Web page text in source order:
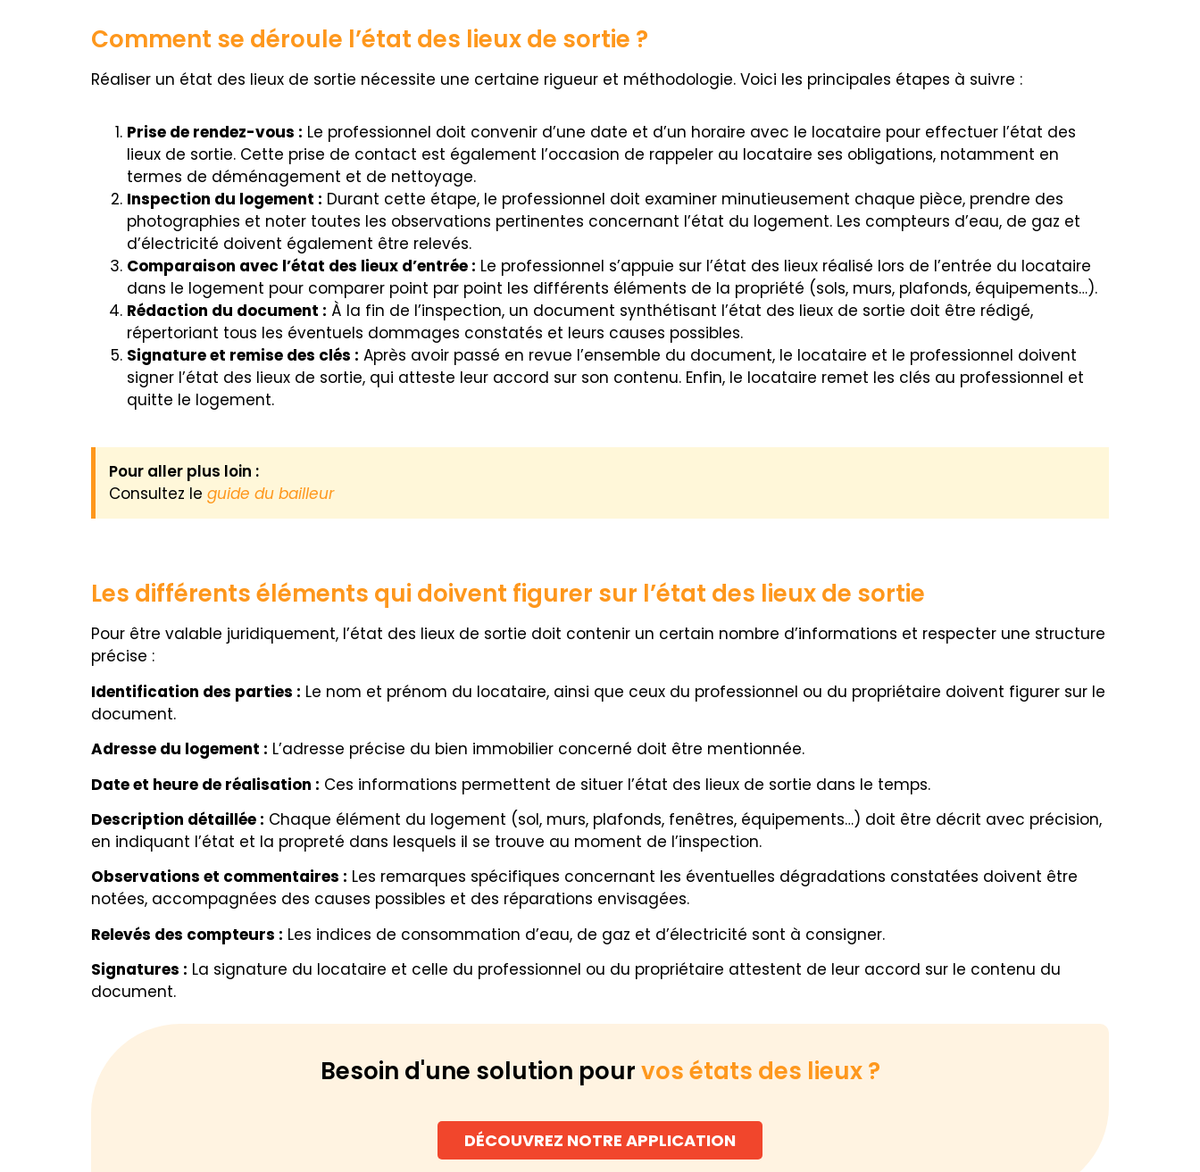
Comment se déroule l’état des lieux de sortie ?
Réaliser un état des lieux de sortie nécessite une certaine rigueur et méthodologie. Voici les principales étapes à suivre :
Prise de rendez-vous : Le professionnel doit convenir d’une date et d’un horaire avec le locataire pour effectuer l’état des
lieux de sortie. Cette prise de contact est également l’occasion de rappeler au locataire ses obligations, notamment en
termes de déménagement et de nettoyage.
Inspection du logement : Durant cette étape, le professionnel doit examiner minutieusement chaque pièce, prendre des
photographies et noter toutes les observations pertinentes concernant l’état du logement. Les compteurs d’eau, de gaz et
d’électricité doivent également être relevés.
Comparaison avec l’état des lieux d’entrée : Le professionnel s’appuie sur l’état des lieux réalisé lors de l’entrée du locataire
dans le logement pour comparer point par point les différents éléments de la propriété (sols, murs, plafonds, équipements…).
Rédaction du document : À la fin de l’inspection, un document synthétisant l’état des lieux de sortie doit être rédigé,
répertoriant tous les éventuels dommages constatés et leurs causes possibles.
Signature et remise des clés : Après avoir passé en revue l’ensemble du document, le locataire et le professionnel doivent
signer l’état des lieux de sortie, qui atteste leur accord sur son contenu. Enfin, le locataire remet les clés au professionnel et
quitte le logement.
Pour aller plus loin :
Consultez le guide du bailleur
Les différents éléments qui doivent figurer sur l’état des lieux de sortie
Pour être valable juridiquement, l’état des lieux de sortie doit contenir un certain nombre d’informations et respecter une structure
précise :
Identification des parties : Le nom et prénom du locataire, ainsi que ceux du professionnel ou du propriétaire doivent figurer sur le
document.
Adresse du logement : L’adresse précise du bien immobilier concerné doit être mentionnée.
Date et heure de réalisation : Ces informations permettent de situer l’état des lieux de sortie dans le temps.
Description détaillée : Chaque élément du logement (sol, murs, plafonds, fenêtres, équipements…) doit être décrit avec précision,
en indiquant l’état et la propreté dans lesquels il se trouve au moment de l’inspection.
Observations et commentaires : Les remarques spécifiques concernant les éventuelles dégradations constatées doivent être
notées, accompagnées des causes possibles et des réparations envisagées.
Relevés des compteurs : Les indices de consommation d’eau, de gaz et d’électricité sont à consigner.
Signatures : La signature du locataire et celle du professionnel ou du propriétaire attestent de leur accord sur le contenu du
document.
Besoin d'une solution pourvos états des lieux ?
DÉCOUVREZ NOTRE APPLICATION